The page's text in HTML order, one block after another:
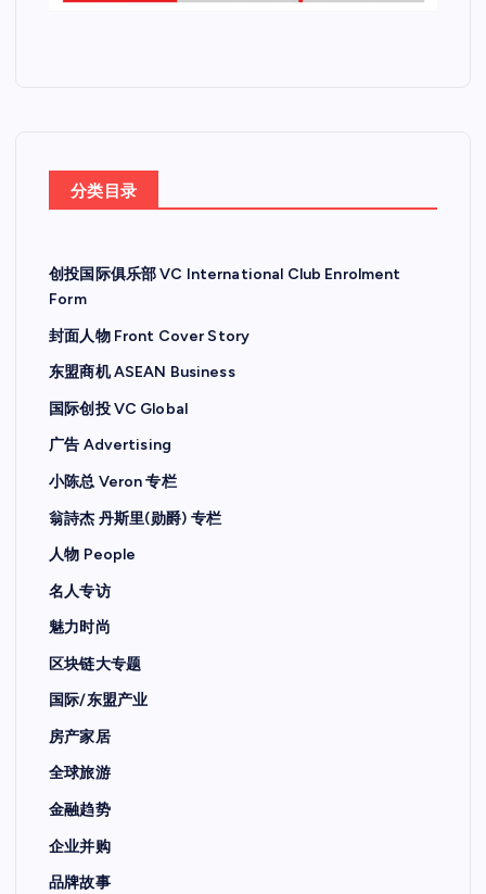
分类目录
创投国际俱乐部 VC International Club Enrolment
Form
封面人物 Front Cover Story
东盟商机 ASEAN Business
国际创投 VC Global
广告 Advertising
小陈总 Veron 专栏
翁詩杰 丹斯里(勋爵) 专栏
人物 People
名人专访
魅力时尚
区块链大专题
国际/东盟产业
房产家居
全球旅游
金融趋势
企业并购
品牌故事